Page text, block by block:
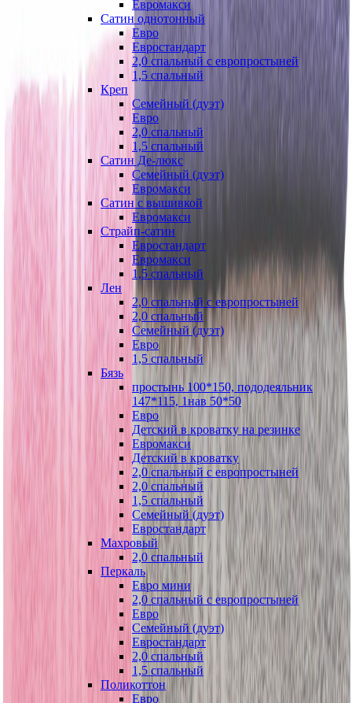
Евромакси
Сатин однотонный
Евро
Евростандарт
2,0 спальный с европростыней
1,5 спальный
Креп
Семейный (дуэт)
Евро
2,0 спальный
1,5 спальный
Сатин Де-люкс
Семейный (дуэт)
Евромакси
Сатин с вышивкой
Евромакси
Страйп-сатин
Евростандарт
Евромакси
1,5 спальный
Лен
2,0 спальный с европростыней
2,0 спальный
Семейный (дуэт)
Евро
1,5 спальный
Бязь
простынь 100*150, пододеяльник
147*115, 1нав 50*50
Евро
Детский в кроватку на резинке
Евромакси
Детский в кроватку
2,0 спальный с европростыней
2,0 спальный
1,5 спальный
Семейный (дуэт)
Евростандарт
Махровый
2,0 спальный
Перкаль
Евро мини
2,0 спальный с европростыней
Евро
Семейный (дуэт)
Евростандарт
2,0 спальный
1,5 спальный
Поликоттон
Евро